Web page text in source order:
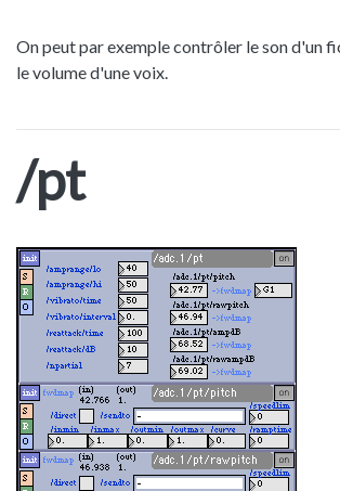
On peut par exemple contrôler le son d'un
le volume d'une voix.
/pt